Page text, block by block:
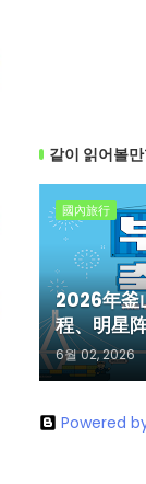
같이 읽어볼
國內旅行
2026年釜
程、明星
6월 02, 2026
Powered